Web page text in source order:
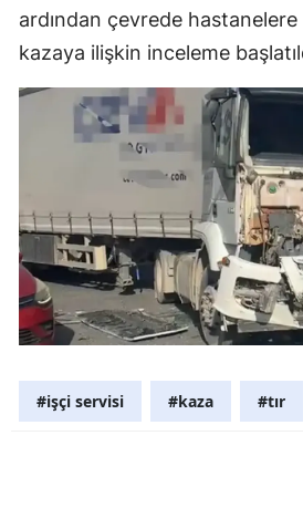
ardından çevrede hastanelere
kazaya ilişkin inceleme
#işçi servisi #kaza #tır